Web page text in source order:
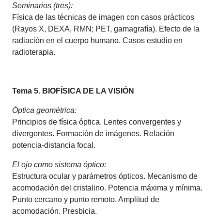
Seminarios (tres):
Física de las técnicas de imagen con casos prácticos
(Rayos X, DEXA, RMN; PET, gamagrafía). Efecto de la
radiación en el cuerpo humano. Casos estudio en
radioterapia.
Tema 5. BIOFÍSICA DE LA VISIÓN
Óptica geométrica:
Principios de física óptica. Lentes convergentes y
divergentes. Formación de imágenes. Relación
potencia-distancia focal.
El ojo como sistema óptico:
Estructura ocular y parámetros ópticos. Mecanismo de
acomodación del cristalino. Potencia máxima y mínima.
Punto cercano y punto remoto. Amplitud de
acomodación. Presbicia.